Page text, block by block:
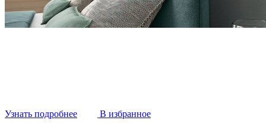
Узнать подробнее В избранное